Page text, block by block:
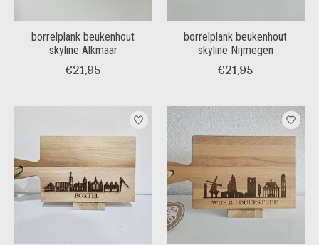
borrelplank beukenhout
skyline Alkmaar
€21,95
borrelplank beukenhout
skyline Nijmegen
€21,95